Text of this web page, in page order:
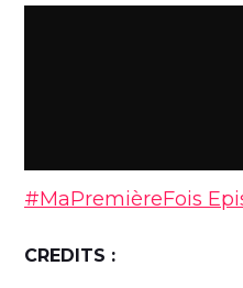
#MaPremièreFois
CREDITS :